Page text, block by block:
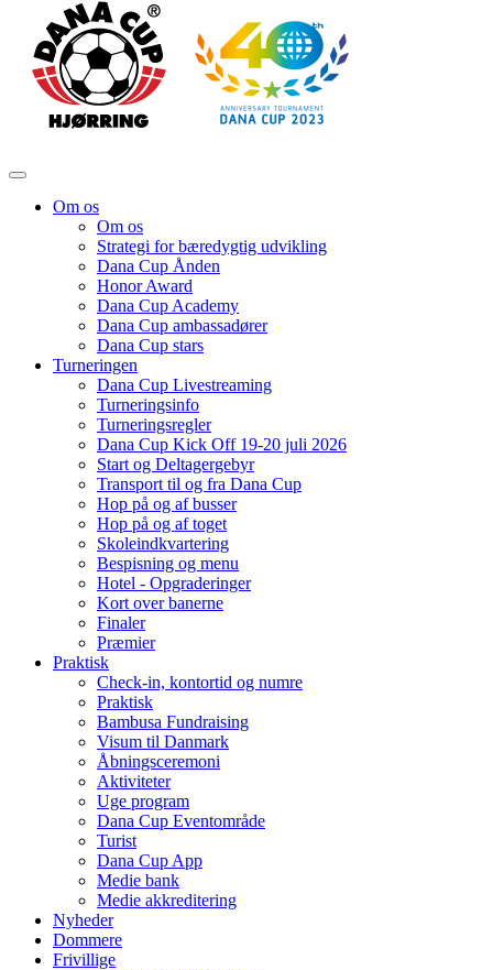
Om os
Om os
Strategi for bæredygtig udvikling
Dana Cup Ånden
Honor Award
Dana Cup Academy
Dana Cup ambassadører
Dana Cup stars
Turneringen
Dana Cup Livestreaming
Turneringsinfo
Turneringsregler
Dana Cup Kick Off 19-20 juli 2026
Start og Deltagergebyr
Transport til og fra Dana Cup
Hop på og af busser
Hop på og af toget
Skoleindkvartering
Bespisning og menu
Hotel - Opgraderinger
Kort over banerne
Finaler
Præmier
Praktisk
Check-in, kontortid og numre
Praktisk
Bambusa Fundraising
Visum til Danmark
Åbningsceremoni
Aktiviteter
Uge program
Dana Cup Eventområde
Turist
Dana Cup App
Medie bank
Medie akkreditering
Nyheder
Dommere
Frivillige